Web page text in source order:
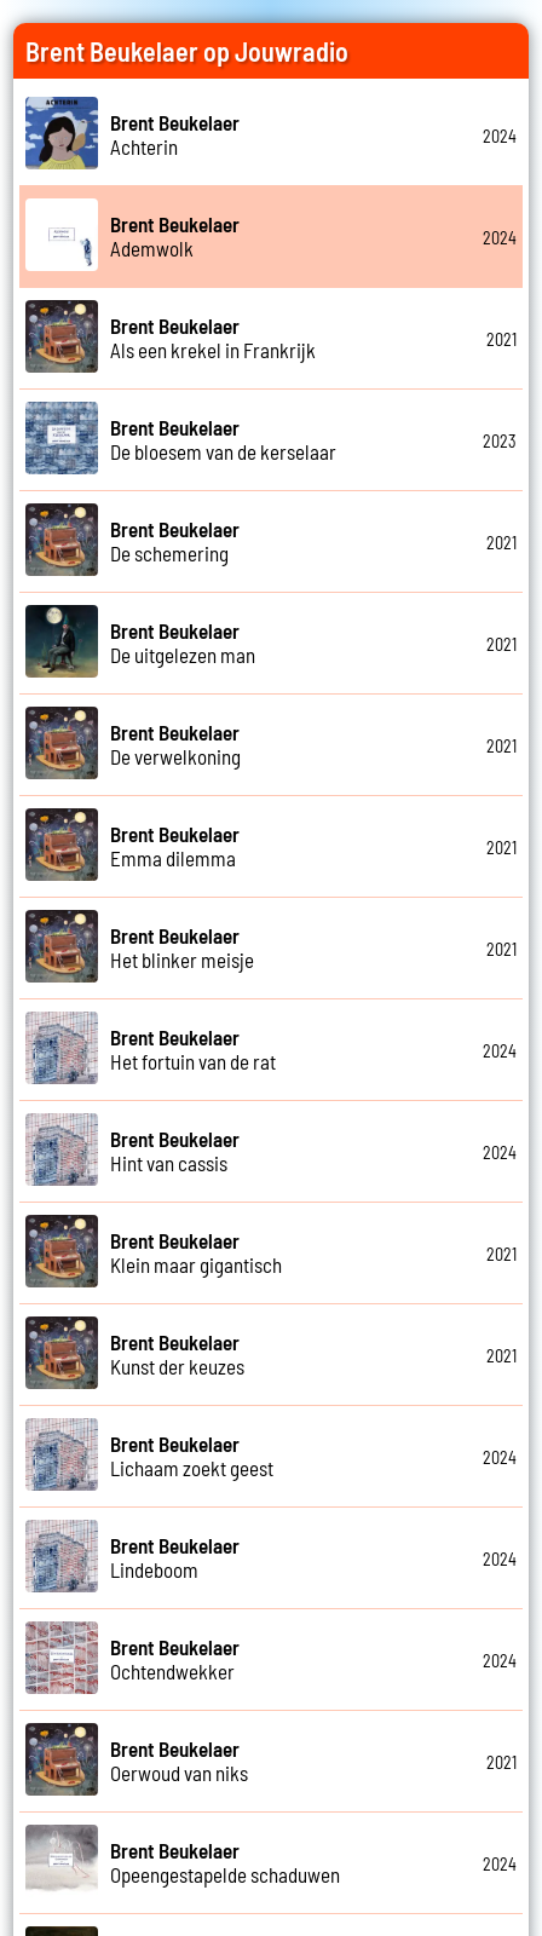
Brent Beukelaer op Jouwradio
Brent Beukelaer
Achterin
2024
Brent Beukelaer
Ademwolk
2024
Brent Beukelaer
Als een krekel in Frankrijk
2021
Brent Beukelaer
De bloesem van de kerselaar
2023
Brent Beukelaer
De schemering
2021
Brent Beukelaer
De uitgelezen man
2021
Brent Beukelaer
De verwelkoning
2021
Brent Beukelaer
Emma dilemma
2021
Brent Beukelaer
Het blinker meisje
2021
Brent Beukelaer
Het fortuin van de rat
2024
Brent Beukelaer
Hint van cassis
2024
Brent Beukelaer
Klein maar gigantisch
2021
Brent Beukelaer
Kunst der keuzes
2021
Brent Beukelaer
Lichaam zoekt geest
2024
Brent Beukelaer
Lindeboom
2024
Brent Beukelaer
Ochtendwekker
2024
Brent Beukelaer
Oerwoud van niks
2021
Brent Beukelaer
Opeengestapelde schaduwen
2024